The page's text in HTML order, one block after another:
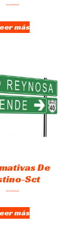
Hay existencias
más
De
Sct
Hay existencias
más